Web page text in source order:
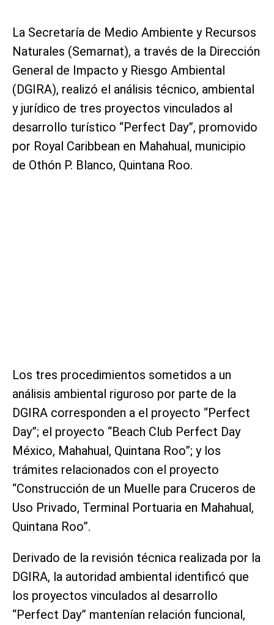
La Secretaría de Medio Ambiente y Recursos
Naturales (Semarnat), a través de la Dirección
General de Impacto y Riesgo Ambiental
(DGIRA), realizó el análisis técnico, ambiental
y jurídico de tres proyectos vinculados al
desarrollo turístico “Perfect Day”, promovido
por Royal Caribbean en Mahahual, municipio
de Othón P. Blanco, Quintana Roo.
Los tres procedimientos sometidos a un
análisis ambiental riguroso por parte de la
DGIRA corresponden a el proyecto “Perfect
Day”; el proyecto “Beach Club Perfect Day
México, Mahahual, Quintana Roo”; y los
trámites relacionados con el proyecto
“Construcción de un Muelle para Cruceros de
Uso Privado, Terminal Portuaria en Mahahual,
Quintana Roo”.
Derivado de la revisión técnica realizada por la
DGIRA, la autoridad ambiental identificó que
los proyectos vinculados al desarrollo
“Perfect Day” mantenían relación funcional,